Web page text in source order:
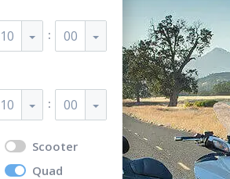
10 : 00
10 : 00
Scooter
Quad